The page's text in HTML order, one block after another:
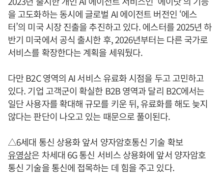
을 고도화하는 동시에 글로벌 AI 에이전트 버전인 ‘에스
터’의 미국 시장 진출을 추진하고 있다. 에스터를 2025년 하
반기 미국에서 공식 출시한 후, 2026년부터는 다른 국가로
서비스를 확장한다는 계획을 세워뒀다.
다만 B2C 영역의 AI 서비스 유료화 시점을 두고 고민하고
있다. 기업 고객군이 확실한 B2B 영역과 달리 B2C에서는
일단 사용자를 확대해 규모를 키운 뒤, 유료화를 해도 늦지
않다는 판단이 나오고 있는 때문으로 풀이된다.
△6세대 통신 상용화 앞서 양자암호통신 기술 확보
유영상은 차세대 6G 통신 서비스 상용화에 앞서 양자암호
통신 기술을 통신에 접목하는 데 힘을 주고 있다.